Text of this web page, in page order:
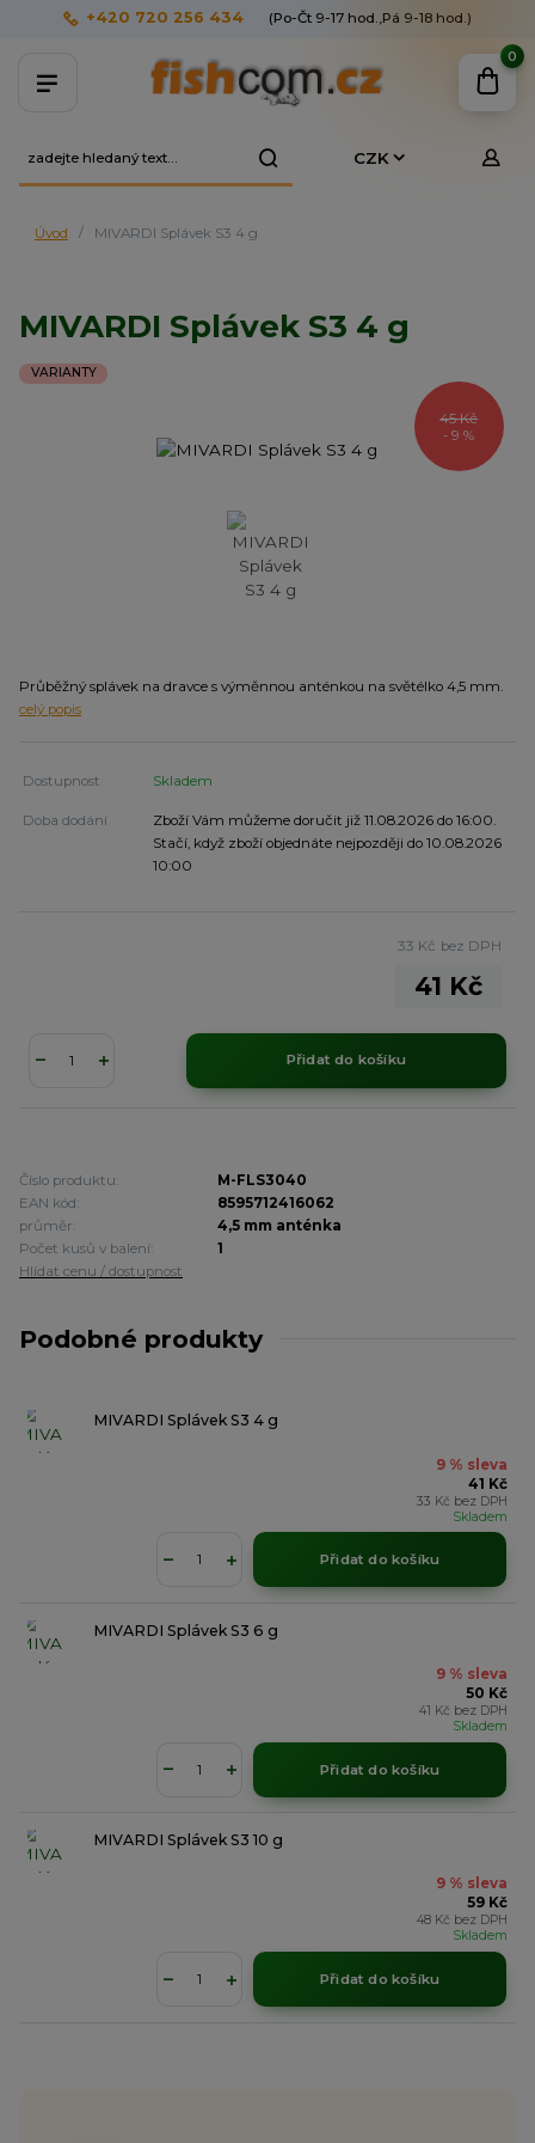
CZK
+420 720 256 434 (Po-Čt 9-17 hod.,Pá 9-18 hod.)
0
Úvod MIVARDI Splávek S3 4 g
MIVARDI Splávek S3 4 g
VARIANTY
45 Kč
- 9 %
Průběžný splávek na dravce s výměnnou anténkou na světélko 4,5 mm.
celý popis
Dostupnost Skladem
Doba dodání
Zboží Vám můžeme doručit již 11.08.2026 do 16:00.
Stačí, když zboží objednáte nejpozději do 10.08.2026
10:00
41 Kč
33 Kč bez DPH
Přidat do košíku
Číslo produktu:
M-FLS3040
EAN kód:
8595712416062
průměr:
4,5 mm anténka
Počet kusů v balení:
1
Hlídat cenu / dostupnost
Podobné produkty
MIVARDI Splávek S3 4 g
9 % sleva
41 Kč
33 Kč bez DPH
Skladem
Přidat do košíku
MIVARDI Splávek S3 6 g
9 % sleva
50 Kč
41 Kč bez DPH
Skladem
Přidat do košíku
MIVARDI Splávek S3 10 g
9 % sleva
59 Kč
48 Kč bez DPH
Skladem
Přidat do košíku